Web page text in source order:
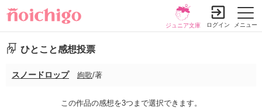
メニュー
ジュニア文庫 ログイン
ひとこと感想投票
スノードロップ 絢歌/著
この作品の感想を3つまで選択できます。